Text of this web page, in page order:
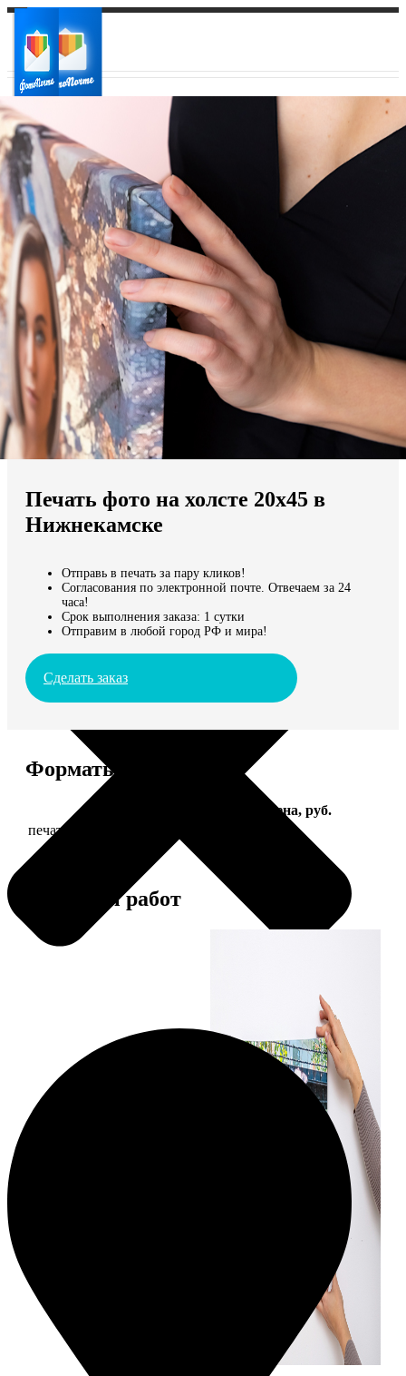
Ваш город:
Ваш регион доставки
Выберите из списка:
Мы доставляем по всему миру
Продолжить без города
Печать фото на холсте 20х45 в
Нижнекамске
Отправь в печать за пару кликов!
Согласования по электронной почте. Отвечаем за 24
часа!
Срок выполнения заказа: 1 сутки
Отправим в любой город РФ и мира!
Сделать заказ
Форматы и цены
Цена, руб.
печать фото на холсте с подрамником
Примеры работ